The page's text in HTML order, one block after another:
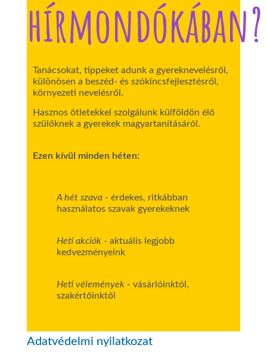
hírmondókában?
Tanácsokat, tippeket adunk a gyereknevelésről,
különösen a beszéd- és szókincsfejlesztésről,
környezeti nevelésről.
Hasznos ötletekkel szolgálunk külföldön élő
szülőknek a gyerekek magyartanításáról.
Ezen kívül minden héten:
A hét szava- érdekes, ritkábban
használatos szavak gyerekeknek
Heti akciók- aktuális legjobb
kedvezményeink
Heti vélemények- vásárlóinktól,
szakértőinktől
Adatvédelmi nyilatkozat